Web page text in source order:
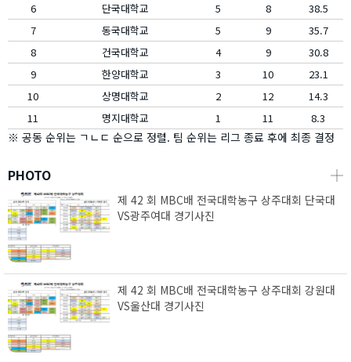
6
단국대학교 5 8
38.5
7
동국대학교 5 9
35.7
8
건국대학교 4 9
30.8
9
한양대학교 3 10
23.1
10
상명대학교 2 12
14.3
11
명지대학교 1 11 8.3
※ 공동 순위는 ㄱㄴㄷ 순으로 정렬. 팀 순위는 리그 종료 후에 최종 결정
PHOTO ┼
제 42 회 MBC배 전국대학농구 상주대회 단국대
VS광주여대 경기사진
제 42 회 MBC배 전국대학농구 상주대회 강원대
VS울산대 경기사진